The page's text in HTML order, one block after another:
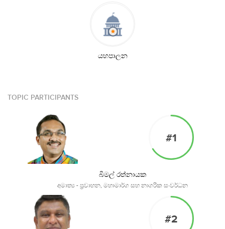
යහපාලන
TOPIC PARTICIPANTS
#1
බිමල් රත්නායක
අමාත්‍ය - ප්‍රවාහන, මහාමාර්ග සහ නාගරික සංවර්ධන
#2